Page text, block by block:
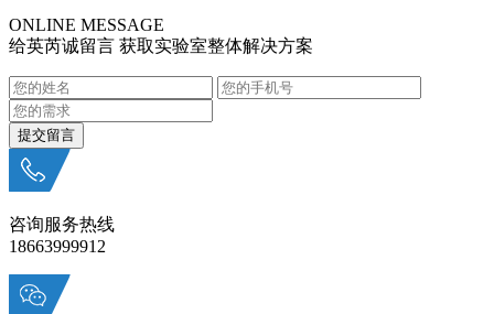
ONLINE MESSAGE
给英芮诚留言 获取实验室整体解决方案
咨询服务热线
18663999912